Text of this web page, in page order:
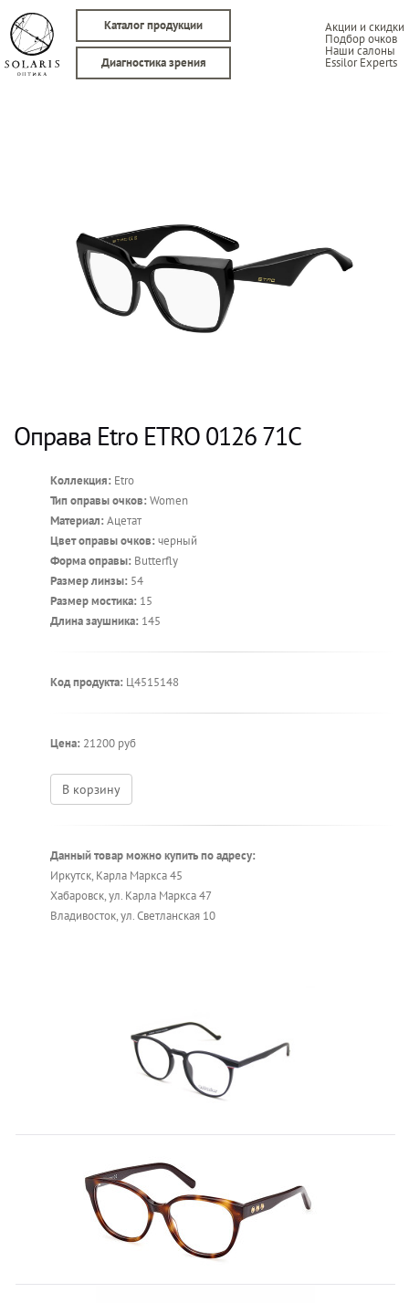
Каталог продукции Акции и скидки
Подбор очков
Наши салоны
Essilor Experts
Диагностика зрения
Оправа Etro ETRO 0126 71C
Коллекция: Etro
Тип оправы очков: Women
Материал: Ацетат
Цвет оправы очков: черный
Форма оправы: Butterfly
Размер линзы: 54
Размер мостика: 15
Длина заушника: 145
Код продукта: Ц4515148
Цена: 21200 руб
В корзину
Данный товар можно купить по адресу:
Иркутск, Карла Маркса 45
Хабаровск, ул. Карла Маркса 47
Владивосток, ул. Светланская 10